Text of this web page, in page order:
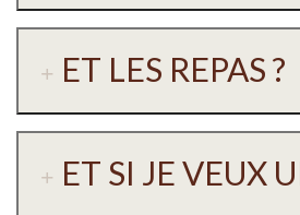
ET LES REPAS ?
ET SI JE VEUX